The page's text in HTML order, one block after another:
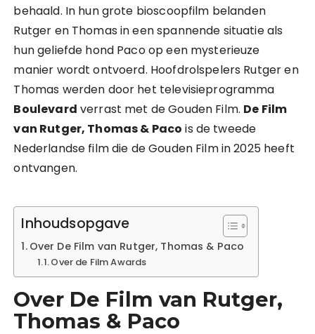
behaald. In hun grote bioscoopfilm belanden
Rutger en Thomas in een spannende situatie als
hun geliefde hond Paco op een mysterieuze
manier wordt ontvoerd. Hoofdrolspelers Rutger en
Thomas werden door het televisieprogramma
Boulevard verrast met de Gouden Film. De Film
van Rutger, Thomas & Paco is de tweede
Nederlandse film die de Gouden Film in 2025 heeft
ontvangen.
Inhoudsopgave
Over De Film van Rutger, Thomas & Paco
Over de Film Awards
Over De Film van Rutger,
Thomas & Paco